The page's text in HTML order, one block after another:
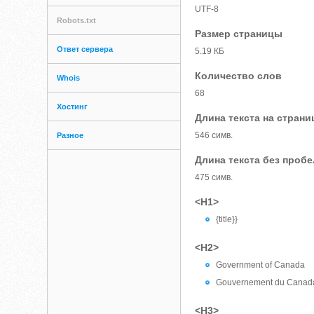
Robots.txt
Ответ сервера
Whois
Хостинг
Разное
UTF-8
Размер страницы
5.19 КБ
Количество слов
68
Длина текста на
546 симв.
Длина текста без
475 симв.
<H1>
{title}}
<H2>
Government of Canada
Gouvernement du
<H3>